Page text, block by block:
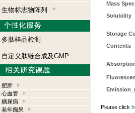
生物标志物阵列
多肽样品检测
自定义肽链合成及GMP
肥胖
心血管
糖尿病
老年痴呆
Mass
Solubility
Storage
Contents
Please click